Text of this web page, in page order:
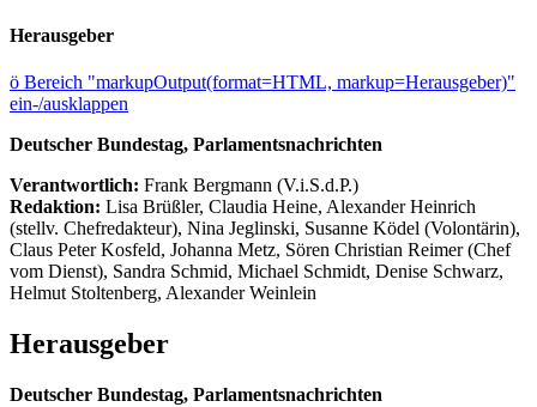
Herausgeber
ö Bereich "markupOutput(format=HTML, markup=Herausgeber)"
ein-/ausklappen
Deutscher Bundestag, Parlamentsnachrichten
Verantwortlich: Frank Bergmann (V.i.S.d.P.)
Redaktion: Lisa Brüßler, Claudia Heine, Alexander Heinrich
(stellv. Chefredakteur), Nina Jeglinski, Susanne Ködel (Volontärin),
Claus Peter Kosfeld, Johanna Metz, Sören Christian Reimer (Chef
vom Dienst), Sandra Schmid, Michael Schmidt, Denise Schwarz,
Helmut Stoltenberg, Alexander Weinlein
Herausgeber
Deutscher Bundestag, Parlamentsnachrichten